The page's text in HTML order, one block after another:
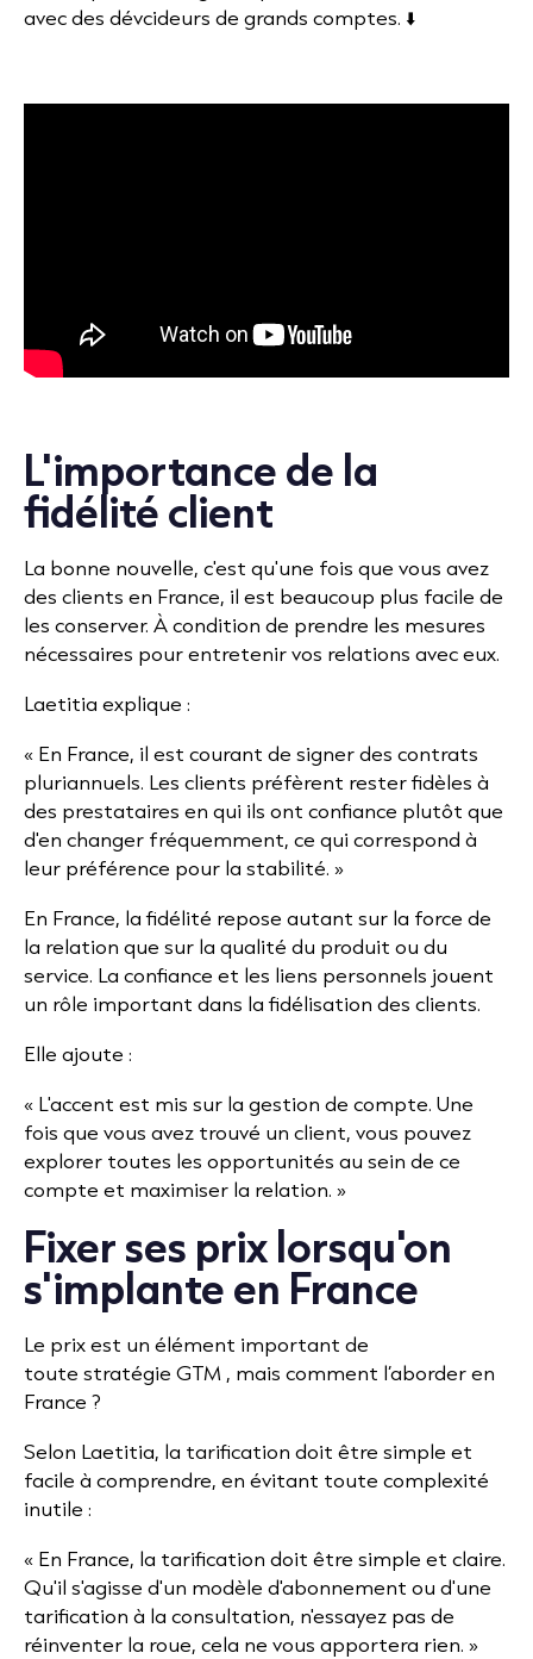
avec des dévcideurs de grands comptes. ⬇️
L'importance de la
fidélité client
La bonne nouvelle, c'est qu'une fois que vous avez
des clients en France, il est beaucoup plus facile de
les conserver. À condition de prendre les mesures
nécessaires pour entretenir vos relations avec eux.
Laetitia explique :
« En France, il est courant de signer des contrats
pluriannuels. Les clients préfèrent rester fidèles à
des prestataires en qui ils ont confiance plutôt que
d'en changer fréquemment, ce qui correspond à
leur préférence pour la stabilité. »
En France, la fidélité repose autant sur la force de
la relation que sur la qualité du produit ou du
service. La confiance et les liens personnels jouent
un rôle important dans la fidélisation des clients.
Elle ajoute :
« L'accent est mis sur la gestion de compte. Une
fois que vous avez trouvé un client, vous pouvez
explorer toutes les opportunités au sein de ce
compte et maximiser la relation. »
Fixer ses prix lorsqu'on
s'implante en France
Le prix est un élément important de
toute stratégie GTM , mais comment l’aborder en
France ?
Selon Laetitia, la tarification doit être simple et
facile à comprendre, en évitant toute complexité
inutile :
« En France, la tarification doit être simple et claire.
Qu'il s'agisse d'un modèle d'abonnement ou d'une
tarification à la consultation, n'essayez pas de
réinventer la roue, cela ne vous apportera rien. »